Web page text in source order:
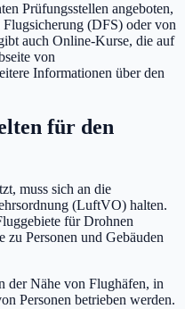
Prüfungsstellen angeboten,
(DFS) oder von
auch Online-Kurse, die auf
von
Informationen über den
für den
muss sich an die
(LuftVO) halten.
für Drohnen
zu Personen und Gebäuden
der Nähe von Flughäfen, in
Personen betrieben werden.